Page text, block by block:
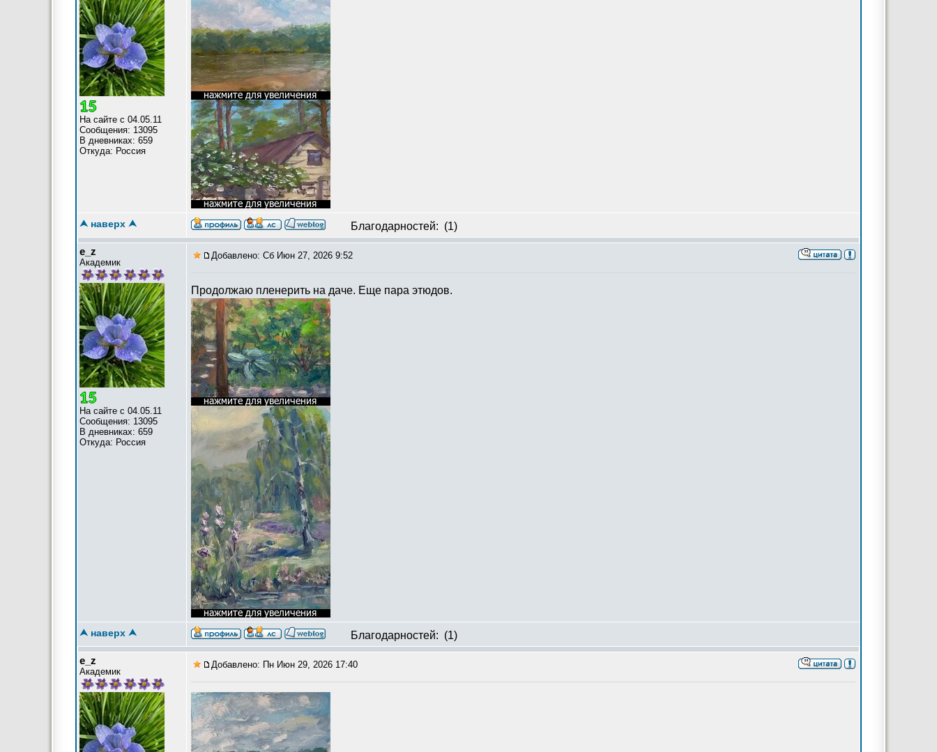
На сайте с 04.05.11
Сообщения: 13095
В дневниках: 659
Откуда: Россия
⮝ наверх ⮝ Благодарностей: (1)
e_z
Академик
На сайте с 04.05.11
Сообщения: 13095
В дневниках: 659
Откуда: Россия
Добавлено: Сб Июн 27, 2026 9:52
Продолжаю пленерить на даче. Еще пара этюдов.
⮝ наверх ⮝ Благодарностей: (1)
e_z
Академик
Добавлено: Пн Июн 29, 2026 17:40